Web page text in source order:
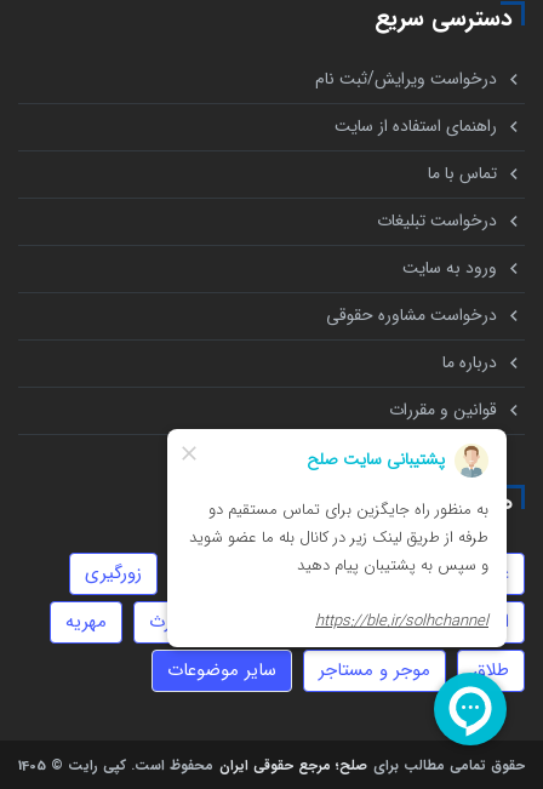
دسترسی سریع
درخواست ویرایش/ثبت نام
راهنمای استفاده از سایت
تماس با ما
درخواست تبلیغات
ورود به سایت
درخواست مشاوره حقوقی
درباره ما
قوانین و مقررات
همه چیز درباره
عقد موقت تهمت سفته
زورگیری
امور مالیاتی
استارتاپ ارث
مهریه
طلاق
موجر و مستاجر سایر موضوعات
حقوق تمامی مطالب برای صلح؛ مرجع حقوقی ایران محفوظ است. کپی رایت © 1405